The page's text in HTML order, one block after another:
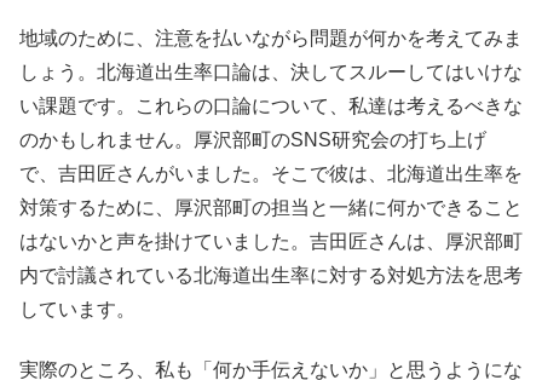
地域のために、注意を払いながら問題が何かを考えてみま
しょう。北海道出生率口論は、決してスルーしてはいけな
い課題です。これらの口論について、私達は考えるべきな
のかもしれません。厚沢部町のSNS研究会の打ち上げ
で、吉田匠さんがいました。そこで彼は、北海道出生率を
対策するために、厚沢部町の担当と一緒に何かできること
はないかと声を掛けていました。吉田匠さんは、厚沢部町
内で討議されている北海道出生率に対する対処方法を思考
しています。
実際のところ、私も「何か手伝えないか」と思うようにな